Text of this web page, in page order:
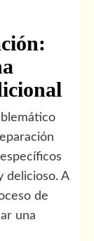
delicioso. A
de
una